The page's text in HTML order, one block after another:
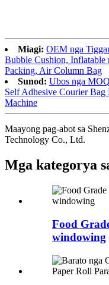
Miagi: OEM nga
Bubble Cushion,
Packing, Air Column Bag
Sunod: Ubos nga
Self Adhesive Courier
Machine
Maayong pag-abot sa
Technology Co., Ltd.
Mga kategorya
Food
windowing